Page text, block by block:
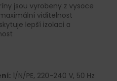
jsou vyrobeny z vysoce
viditelnost
lepší izolaci a
1/N/PE, 220-240 V, 50 Hz